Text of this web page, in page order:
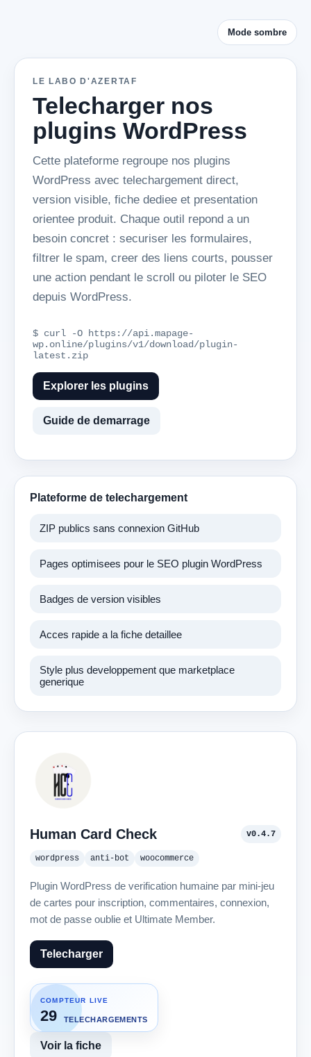
Mode sombre
LE LABO D'AZERTAF
Telecharger nos
plugins WordPress
Cette plateforme regroupe nos plugins
WordPress avec telechargement direct,
version visible, fiche dediee et presentation
orientee produit. Chaque outil repond a un
besoin concret : securiser les formulaires,
filtrer le spam, creer des liens courts, pousser
une action pendant le scroll ou piloter le SEO
depuis WordPress.
$ curl -O https://api.mapage-
wp.online/plugins/v1/download/plugin-
latest.zip
Explorer les plugins
Guide de demarrage
Plateforme de telechargement
ZIP publics sans connexion GitHub
Pages optimisees pour le SEO plugin WordPress
Badges de version visibles
Acces rapide a la fiche detaillee
Style plus developpement que marketplace
generique
Human Card Check v0.4.7
wordpress anti-bot woocommerce
Plugin WordPress de verification humaine par mini-jeu
de cartes pour inscription, commentaires, connexion,
mot de passe oublie et Ultimate Member.
Telecharger
COMPTEUR LIVE
29 TELECHARGEMENTS
Voir la fiche